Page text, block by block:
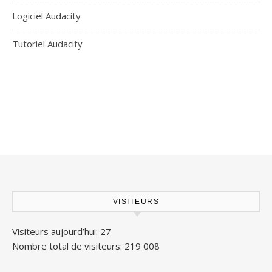
Logiciel Audacity
Tutoriel Audacity
VISITEURS
Visiteurs aujourd’hui: 27
Nombre total de visiteurs: 219 008